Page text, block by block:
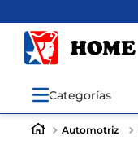
Categorías
Automotriz